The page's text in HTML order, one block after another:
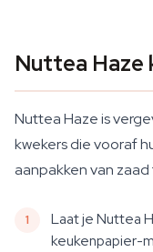
Nuttea Haze
Nuttea Haze is
kwekers die vooraf
aanpakken van
Laat je Nuttea
keukenpapier-